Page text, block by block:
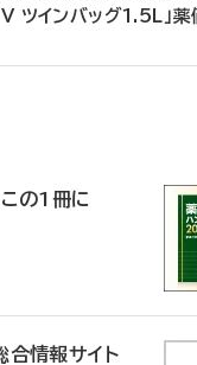
インバッグ1.5L」薬
の1冊に
合情報サイト